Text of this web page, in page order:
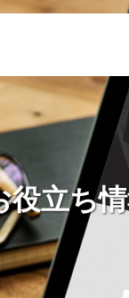
役立ち